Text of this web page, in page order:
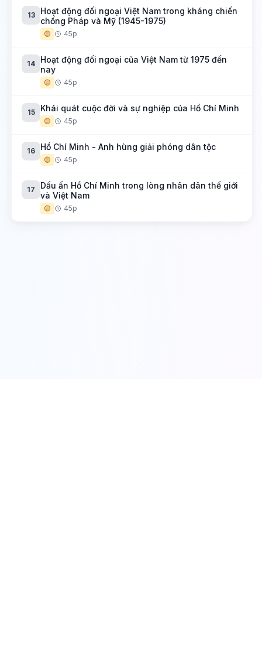
13
Hoạt động đối ngoại Việt Nam trong kháng chiến
chống Pháp và Mỹ (1945-1975)
🟡 45p
14
Hoạt động đối ngoại của Việt Nam từ 1975 đến
nay
🟡 45p
15 Khái quát cuộc đời và sự nghiệp của Hồ Chí Minh
🟡 45p
16 Hồ Chí Minh - Anh hùng giải phóng dân tộc
🟡 45p
17
Dấu ấn Hồ Chí Minh trong lòng nhân dân thế giới
và Việt Nam
🟡 45p